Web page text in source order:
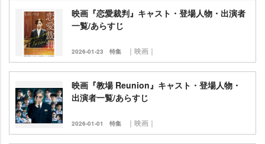
映画『恋愛裁判』キャスト・登場人物・出演者
一覧/あらすじ
2026-01-23 特集 ｜映画｜
映画『教場 Reunion』キャスト・登場人物・
出演者一覧/あらすじ
2026-01-01 特集 ｜映画｜